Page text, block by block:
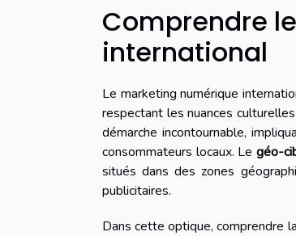
Comprendre
international
Le marketing numérique
respectant les nuances
démarche incontournable,
consommateurs locaux. Le géo-
situés dans des zones
publicitaires.
Dans cette optique, comprendre la